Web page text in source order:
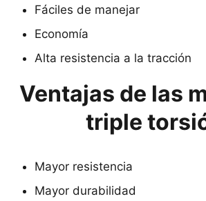
Fáciles de manejar
Economía
Alta resistencia a la tracción
Ventajas de las
triple
Mayor resistencia
Mayor durabilidad